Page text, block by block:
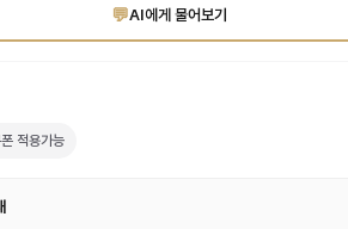
💬AI에게 물어보기
적용가능